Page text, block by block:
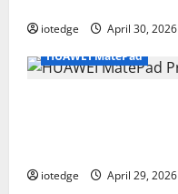
iotedge April 30, 2026
HUAWEI MatePad
iotedge April 29, 2026